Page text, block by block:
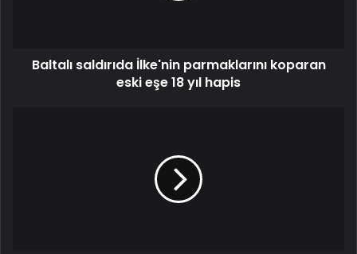
Baltalı saldırıda İlke'nin parmaklarını koparan
eski eşe 18 yıl hapis